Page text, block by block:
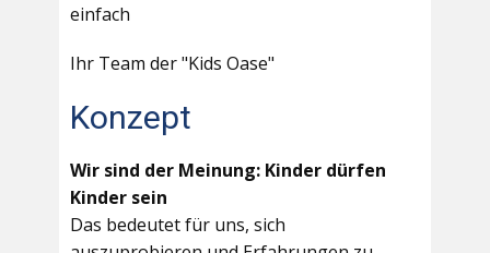
einfach
Ihr Team der "Kids Oase"
Konzept
Wir sind der Meinung: Kinder dürfen
Kinder sein
Das bedeutet für uns, sich